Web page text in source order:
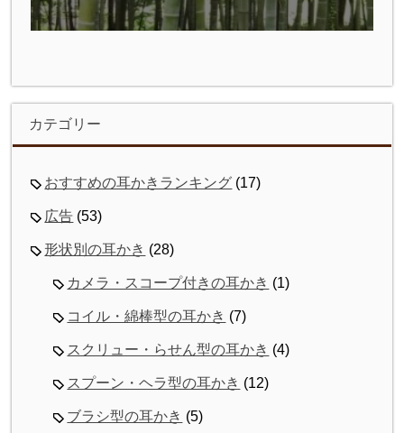
カテゴリー
おすすめの耳かきランキング (17)
広告 (53)
形状別の耳かき (28)
カメラ・スコープ付きの耳かき (1)
コイル・綿棒型の耳かき (7)
スクリュー・らせん型の耳かき (4)
スプーン・ヘラ型の耳かき (12)
ブラシ型の耳かき (5)